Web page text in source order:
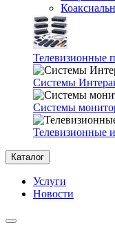
Телевизионные
Системы
Системы
Телевизионные
Каталог
Услуги
Новости